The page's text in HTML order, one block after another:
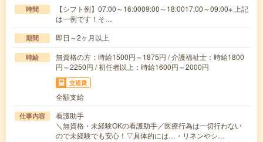
時間
【シフト例】07:00～16:0009:00～18:0017:00～09:00※ 上記
は一例です！そ…
期間 即日～2ヶ月以上
時給
無資格の方：時給1500円～1875円 / 介護福祉士：時給1800
円～2250円 / 初任者以上：時給1600円～2000円
交通費
全額支給
仕事内容
看護助手
＼無資格・未経験OKの看護助手／医療行為は一切行わない
ので未経験でも安心！▽具体的には…・リネンやシ…